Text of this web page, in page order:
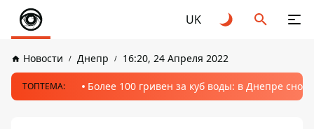
UK
Новости Днепр 16:20, 24 Апреля 2022
ТОПТЕМА: Более 100 гривен за куб воды: в Днепре